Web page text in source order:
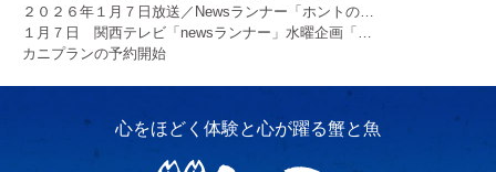
２０２６年１月７日放送／Newsランナー「ホントの…
１月７日 関西テレビ「newsランナー」水曜企画「…
カニプランの予約開始